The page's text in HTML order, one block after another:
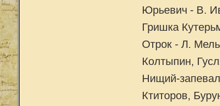
Юрьевич - В.
Гришка
Отрок - Л.
Колтыпин,
Нищий-
Ктиторов,